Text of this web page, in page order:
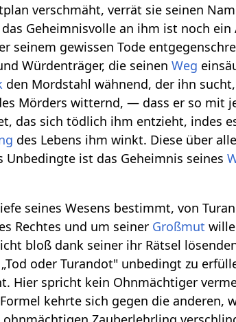
verschmäht, verrät sie seinen
Geheimnisvolle an ihm ist noch
seinem gewissen Tode
Würdenträger, die seinenWeg
den Mordstahl wähnend, der ihn
Mörders witternd, — dass er so mit
das sich tödlich ihm entzieht, indes
des Lebens ihm winkt. Diese über
Unbedingte ist das Geheimnis seines
seines Wesens bestimmt, von
Rechtes und um seiner Großmut
bloß dank seiner ihr Rätsel
„Tod oder Turandot" unbedingt zu
Hier spricht kein Ohnmächtiger
kehrte sich gegen die